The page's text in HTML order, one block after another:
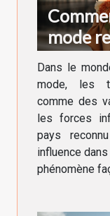
mode
France
Dans le
mode, les
comme des
les forces
pays
influence dans
phénomène